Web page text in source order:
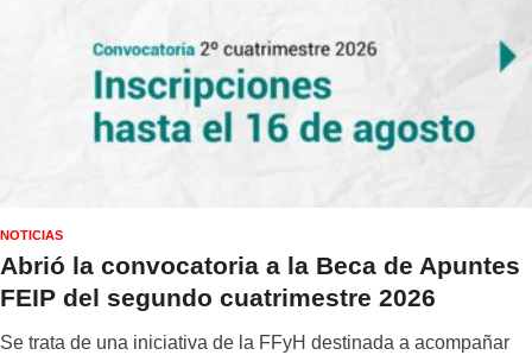
NOTICIAS
Abrió la convocatoria a la Beca de Apuntes
FEIP del segundo cuatrimestre 2026
Se trata de una iniciativa de la FFyH destinada a acompañar